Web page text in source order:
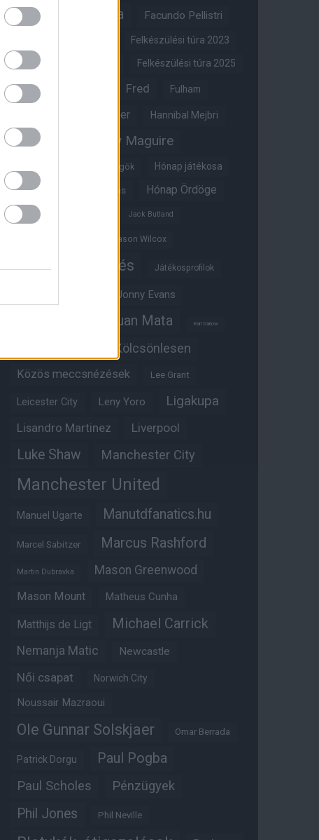
Everton FA-kupa Facundo Pellistri
Felkészülési túra 2023
Felkészülési túra 2024 Felkészülési túra 2025
Felkészülési túra 2026 Fred Fulham
Glazer Hannibal Mejbri
Harry Amass Harry Maguire
Híres magyar Vörös Ördögök Hónap játékosa
Hónap legjobbja szavazás Hónap Ördöge
Hull City Jack Butland
Jason Wilcox
Játékosértékelés Játékosprofilok
Jonny Evans
Juan Mata Karl Darlow
Kölcsönlesen
Közös meccsnézések Lee Grant
Leicester City Leny Yoro Ligakupa
Lisandro Martinez Liverpool
Luke Shaw Manchester City
Manchester United
Manuel Ugarte Manutdfanatics.hu
Marcel Sabitzer Marcus Rashford
Martin Dubravka Mason Greenwood
Mason Mount Matheus Cunha
Matthijs de Ligt Michael Carrick
Nemanja Matic Newcastle
Női csapat Norwich City
Noussair Mazraoui
Ole Gunnar Solskjaer Omar Berrada
Patrick Dorgu Paul Pogba
Paul Scholes Pénzügyek
Phil Jones Phil Neville